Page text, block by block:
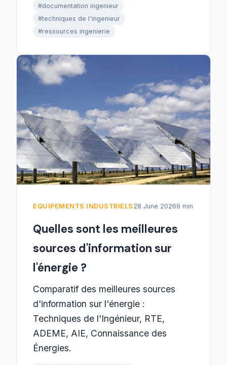
#documentation ingenieur
#techniques de l'ingenieur
#ressources ingenierie
EQUIPEMENTS INDUSTRIELS 28 June 20269 min
Quelles sont les meilleures
sources d'information sur
l'énergie ?
Comparatif des meilleures sources
d'information sur l'énergie :
Techniques de l'Ingénieur, RTE,
ADEME, AIE, Connaissance des
Énergies.